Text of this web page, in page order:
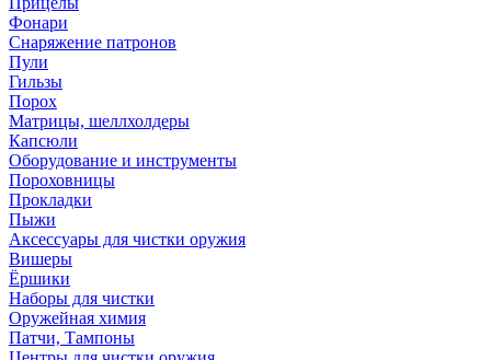
Фонари
Снаряжение патронов
Пули
Гильзы
Порох
Матрицы, шеллхолдеры
Капсюли
Оборудование и инструменты
Пороховницы
Прокладки
Пыжи
Аксессуары для чистки оружия
Вишеры
Ёршики
Наборы для чистки
Оружейная химия
Патчи, Тампоны